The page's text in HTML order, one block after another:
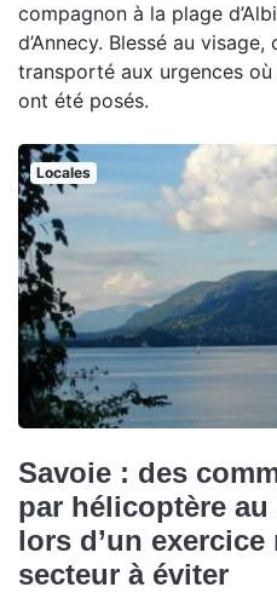
compagnon à la plage
d’Annecy. Blessé au
transporté aux urgences
ont été posés.
Locales
Savoie : des
par hélicoptère
lors d’un
secteur à éviter